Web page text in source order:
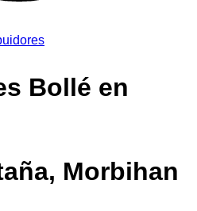
Bollé en
Morbihan